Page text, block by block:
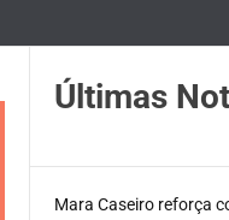
Últimas
Mara Caseiro reforça